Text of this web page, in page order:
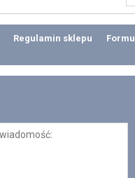
Regulamin sklepu